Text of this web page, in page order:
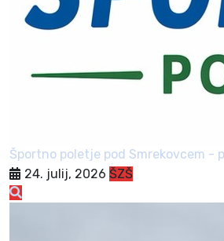
Športno poletje pod Smrekovcem -
24. julij, 2026 ŠZŠ